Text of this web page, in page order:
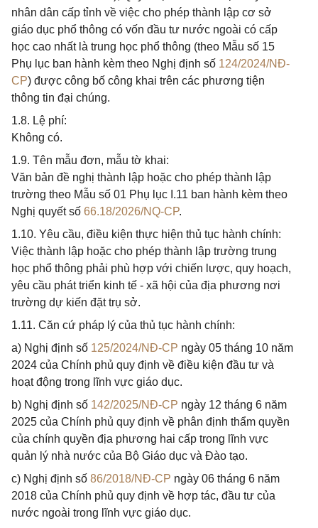
nhân dân cấp tỉnh về việc cho phép thành lập cơ sở
giáo dục phổ thông có vốn đầu tư nước ngoài có cấp
học cao nhất là trung học phổ thông (theo Mẫu số 15
Phụ lục ban hành kèm theo Nghị định số 124/2024/NĐ-
CP) được công bố công khai trên các phương tiện
thông tin đại chúng.
1.8. Lệ phí:
Không có.
1.9. Tên mẫu đơn, mẫu tờ khai:
Văn bản đề nghị thành lập hoặc cho phép thành lập
trường theo Mẫu số 01 Phụ lục I.11 ban hành kèm theo
Nghị quyết số 66.18/2026/NQ-CP.
1.10. Yêu cầu, điều kiện thực hiện thủ tục hành chính:
Việc thành lập hoặc cho phép thành lập trường trung
học phổ thông phải phù hợp với chiến lược, quy hoạch,
yêu cầu phát triển kinh tế - xã hội của địa phương nơi
trường dự kiến đặt trụ sở.
1.11. Căn cứ pháp lý của thủ tục hành chính:
a) Nghị định số 125/2024/NĐ-CP ngày 05 tháng 10 năm
2024 của Chính phủ quy định về điều kiện đầu tư và
hoạt động trong lĩnh vực giáo dục.
b) Nghị định số 142/2025/NĐ-CP ngày 12 tháng 6 năm
2025 của Chính phủ quy định về phân định thẩm quyền
của chính quyền địa phương hai cấp trong lĩnh vực
quản lý nhà nước của Bộ Giáo dục và Đào tạo.
c) Nghị định số 86/2018/NĐ-CP ngày 06 tháng 6 năm
2018 của Chính phủ quy định về hợp tác, đầu tư của
nước ngoài trong lĩnh vực giáo dục.